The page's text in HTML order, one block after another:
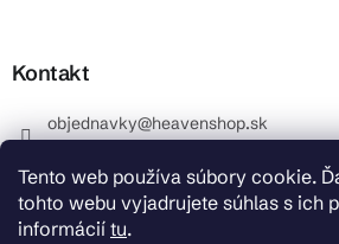
Tento web používa súbory cookie.
tohto webu vyjadrujete súhlas s ich
informácií tu.
Kontakt
objednavky@heavenshop.sk
_Info objednávky : +421 914 399
8.00 hod. do 12.00 .
HeavenShop.sk